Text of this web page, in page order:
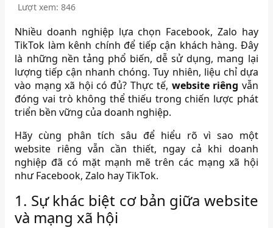
Lượt xem: 846
Nhiều doanh nghiệp lựa chọn Facebook, Zalo hay
TikTok làm kênh chính để tiếp cận khách hàng. Đây
là những nền tảng phổ biến, dễ sử dụng, mang lại
lượng tiếp cận nhanh chóng. Tuy nhiên, liệu chỉ dựa
vào mạng xã hội có đủ? Thực tế, website riêng vẫn
đóng vai trò không thể thiếu trong chiến lược phát
triển bền vững của doanh nghiệp.
Hãy cùng phân tích sâu để hiểu rõ vì sao một
website riêng vẫn cần thiết, ngay cả khi doanh
nghiệp đã có mặt mạnh mẽ trên các mạng xã hội
như Facebook, Zalo hay TikTok.
1. Sự khác biệt cơ bản giữa website
và mạng xã hội